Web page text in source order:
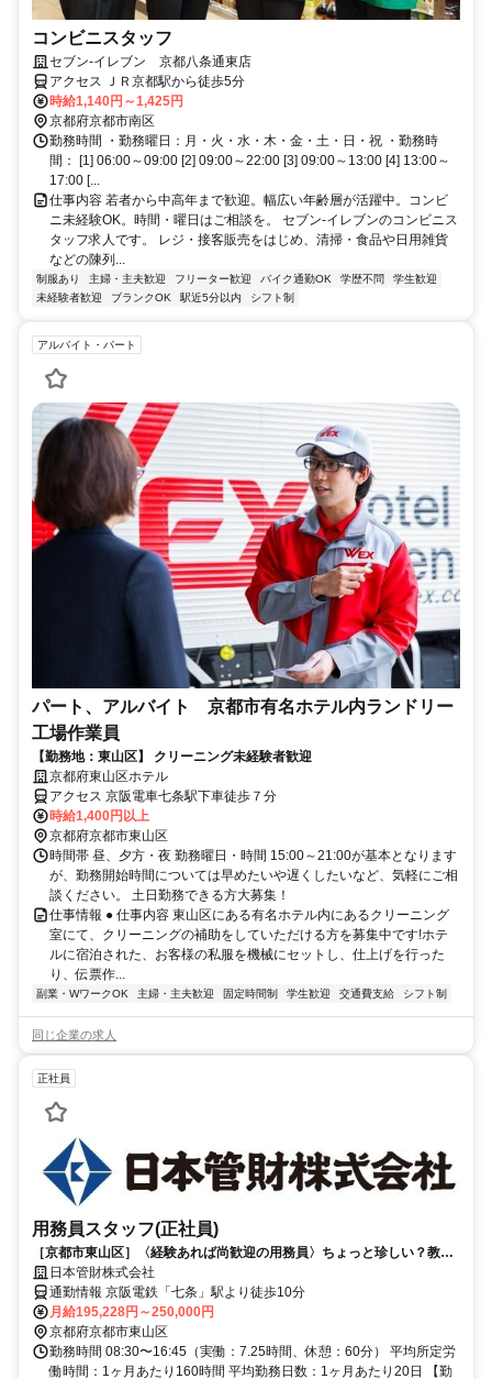
コンビニスタッフ
セブン-イレブン 京都八条通東店
アクセス ＪＲ京都駅から徒歩5分
時給1,140円～1,425円
京都府京都市南区
勤務時間 ・勤務曜日：月・火・水・木・金・土・日・祝 ・勤務時
間： [1] 06:00～09:00 [2] 09:00～22:00 [3] 09:00～13:00 [4] 13:00～
17:00 [...
仕事内容 若者から中高年まで歓迎。幅広い年齢層が活躍中。コンビ
ニ未経験OK。時間・曜日はご相談を。 セブン-イレブンのコンビニス
タッフ求人です。 レジ・接客販売をはじめ、清掃・食品や日用雑貨
などの陳列...
制服あり 主婦・主夫歓迎 フリーター歓迎 バイク通勤OK 学歴不問
学生歓迎
未経験者歓迎
ブランクOK 駅近5分以内 シフト制
アルバイト・パート
パート、アルバイト 京都市有名ホテル内ランドリー
工場作業員
【勤務地：東山区】 クリーニング未経験者歓迎
京都府東山区ホテル
アクセス 京阪電車七条駅下車徒歩７分
時給1,400円以上
京都府京都市東山区
時間帯 昼、夕方・夜 勤務曜日・時間 15:00～21:00が基本となります
が、勤務開始時間については早めたいや遅くしたいなど、気軽にご相
談ください。 土日勤務できる方大募集！
仕事情報 ● 仕事内容 東山区にある有名ホテル内にあるクリーニング
室にて、クリーニングの補助をしていただける方を募集中です!ホテ
ルに宿泊された、お客様の私服を機械にセットし、仕上げを行った
り、伝票作...
副業・WワークOK 主婦・主夫歓迎 固定時間制 学生歓迎 交通費支給 シフト制
同じ企業の求人
正社員
用務員スタッフ(正社員)
［京都市東山区］〈経験あれば尚歓迎の用務員〉ちょっと珍しい？教育
機関での用務員募集
日本管財株式会社
通勤情報 京阪電鉄「七条」駅より徒歩10分
月給195,228円～250,000円
京都府京都市東山区
勤務時間 08:30〜16:45（実働：7.25時間、休憩：60分） 平均所定労
働時間：1ヶ月あたり160時間 平均勤務日数：1ヶ月あたり20日 【勤